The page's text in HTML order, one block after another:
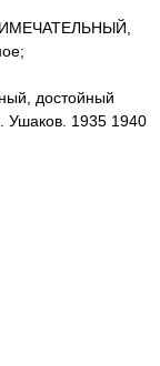
достойный
Ушаков. 1935 1940